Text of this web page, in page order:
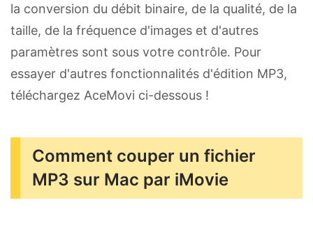
la conversion du débit binaire, de la qualité, de la
taille, de la fréquence d'images et d'autres
paramètres sont sous votre contrôle. Pour
essayer d'autres fonctionnalités d'édition MP3,
téléchargez AceMovi ci-dessous !
Comment couper un fichier
MP3 sur Mac par iMovie